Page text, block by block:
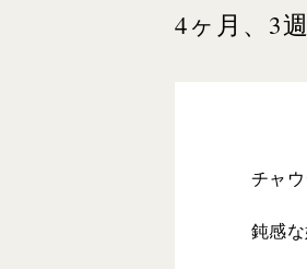
4ヶ月、3
チャ
鈍感